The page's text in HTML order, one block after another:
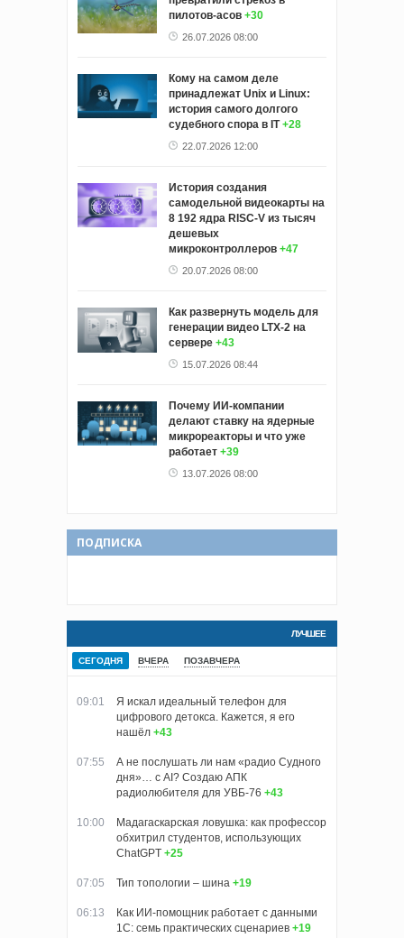
пилотов-асов +30
26.07.2026 08:00
Кому на самом деле
принадлежат Unix и Linux:
история самого долгого
судебного спора в IT +28
22.07.2026 12:00
История создания
самодельной видеокарты на
8 192 ядра RISC-V из тысяч
дешевых
микроконтроллеров +47
20.07.2026 08:00
Как развернуть модель для
генерации видео LTX-2 на
сервере +43
15.07.2026 08:44
Почему ИИ-компании
делают ставку на ядерные
микрореакторы и что уже
работает +39
13.07.2026 08:00
ПОДПИСКА
ЛУЧШЕЕ
СЕГОДНЯ ВЧЕРА ПОЗАВЧЕРА
09:01
Я искал идеальный телефон для
цифрового детокса. Кажется, я его
нашёл +43
07:55
А не послушать ли нам «радио Судного
дня»… с AI? Создаю АПК
радиолюбителя для УВБ-76 +43
10:00
Мадагаскарская ловушка: как профессор
обхитрил студентов, использующих
ChatGPT +25
07:05 Тип топологии – шина +19
06:13
Как ИИ-помощник работает с данными
1С: семь практических сценариев +19